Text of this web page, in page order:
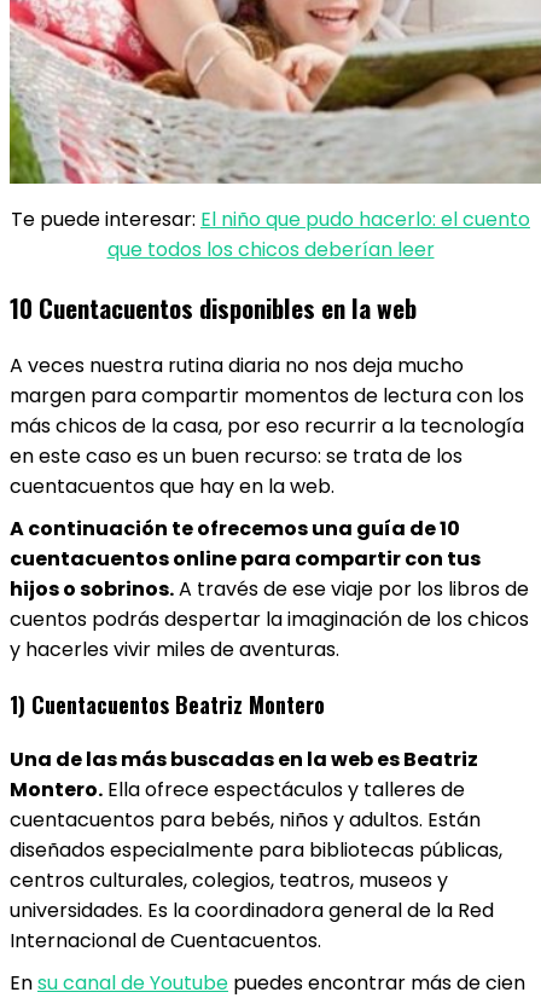
Te puede interesar: El niño que pudo hacerlo: el cuento
que todos los chicos deberían leer
10 Cuentacuentos disponibles en la web
A veces nuestra rutina diaria no nos deja mucho
margen para compartir momentos de lectura con los
más chicos de la casa, por eso recurrir a la tecnología
en este caso es un buen recurso: se trata de los
cuentacuentos que hay en la web.
A continuación te ofrecemos una guía de 10
cuentacuentos online para compartir con tus
hijos o sobrinos.A través de ese viaje por los libros de
cuentos podrás despertar la imaginación de los chicos
y hacerles vivir miles de aventuras.
1) Cuentacuentos Beatriz Montero
Una de las más buscadas en la web es Beatriz
Montero. Ella ofrece espectáculos y talleres de
cuentacuentos para bebés, niños y adultos. Están
diseñados especialmente para bibliotecas públicas,
centros culturales, colegios, teatros, museos y
universidades. Es la coordinadora general de la Red
Internacional de Cuentacuentos.
Ensu canal de Youtube puedes encontrar más de cien